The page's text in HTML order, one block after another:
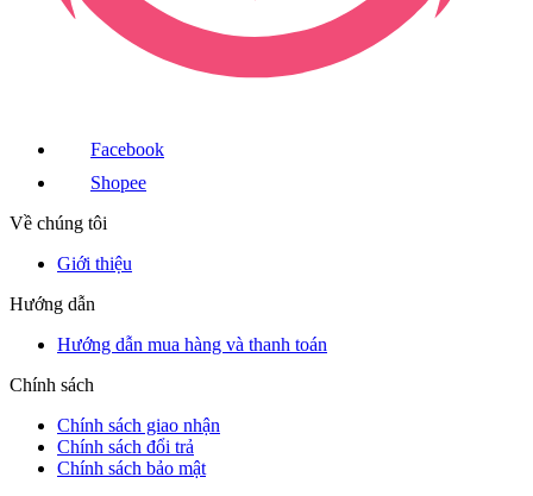
Facebook
Shopee
Về chúng tôi
Giới thiệu
Hướng dẫn
Hướng dẫn mua hàng và thanh toán
Chính sách
Chính sách giao nhận
Chính sách đổi trả
Chính sách bảo mật